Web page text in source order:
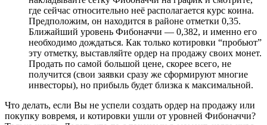
где сейчас относительно неё располагается курс коина.
Предположим, он находится в районе отметки 0,35.
Ближайший уровень Фибоначчи — 0,382, и именно его
необходимо дождаться. Как только котировки “пробьют”
эту отметку, выставляйте ордер на продажу своих монет.
Продать по самой большой цене, скорее всего, не
получится (свои заявки сразу же сформируют многие
инвесторы), но прибыль будет близка к максимальной.
Что делать, если Вы не успели создать ордер на продажу или
покупку вовремя, и котировки ушли от уровней Фибоначчи?